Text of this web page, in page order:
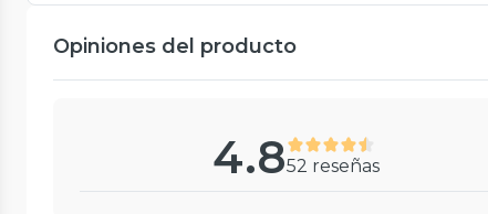
Opiniones del producto
4.852 reseñas